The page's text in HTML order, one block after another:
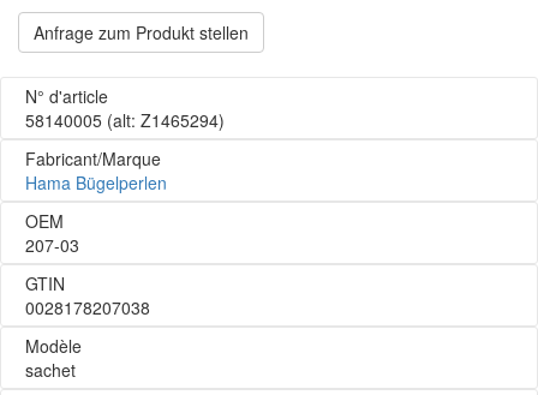
Anfrage zum Produkt stellen
N° d'article
58140005 (alt: Z1465294)
Fabricant/Marque
Hama Bügelperlen
OEM
207-03
GTIN
0028178207038
Modèle
sachet